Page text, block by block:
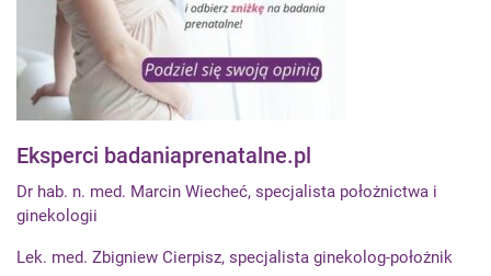
Eksperci badaniaprenatalne.pl
Dr hab. n. med. Marcin Wiecheć, specjalista położnictwa i
ginekologii
Lek. med. Zbigniew Cierpisz, specjalista ginekolog-położnik